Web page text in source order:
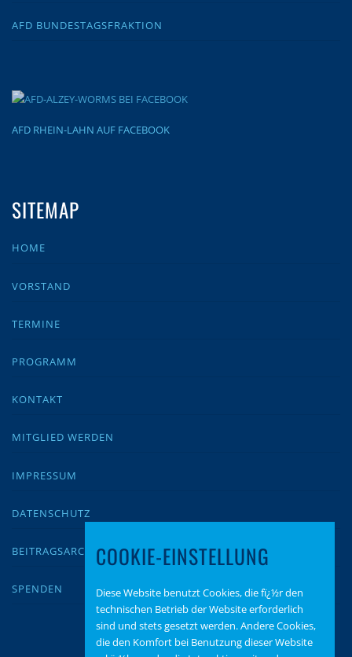
AFD BUNDESTAGSFRAKTION
AFD RHEIN-LAHN AUF FACEBOOK
SITEMAP
HOME
VORSTAND
TERMINE
PROGRAMM
KONTAKT
MITGLIED WERDEN
IMPRESSUM
DATENSCHUTZ
BEITRAGSARCHIV
SPENDEN
COOKIE-EINSTELLUNG
Diese Website benutzt Cookies, die fï¿½r den
technischen Betrieb der Website erforderlich
sind und stets gesetzt werden. Andere Cookies,
die den Komfort bei Benutzung dieser Website